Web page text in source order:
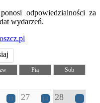
odpowiedzialności za
wydarzeń.
Pią
Sob
11 27 14 28 19